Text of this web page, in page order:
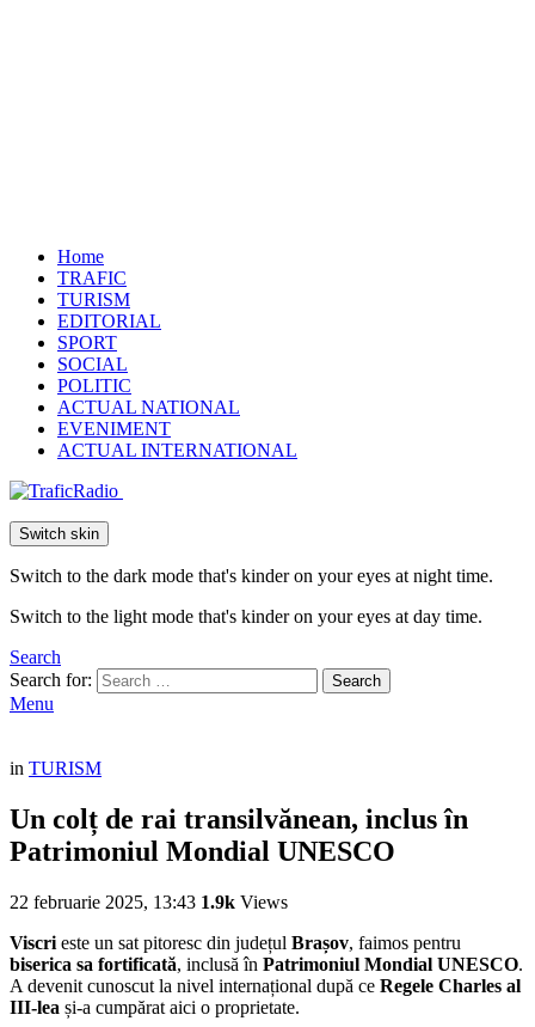
Home
TRAFIC
TURISM
EDITORIAL
SPORT
SOCIAL
POLITIC
ACTUAL NATIONAL
EVENIMENT
ACTUAL INTERNATIONAL
Switch skin
Switch to the dark mode that's kinder on your eyes at night time.
Switch to the light mode that's kinder on your eyes at day time.
Search
Search for:
Search
Menu
in TURISM
Un colț de rai transilvănean, inclus în
Patrimoniul Mondial UNESCO
22 februarie 2025, 13:43 1.9k Views
Viscri este un sat pitoresc din județul Brașov, faimos pentru
biserica sa fortificată, inclusă în Patrimoniul Mondial UNESCO.
A devenit cunoscut la nivel internațional după ce Regele Charles al
III-lea și-a cumpărat aici o proprietate.